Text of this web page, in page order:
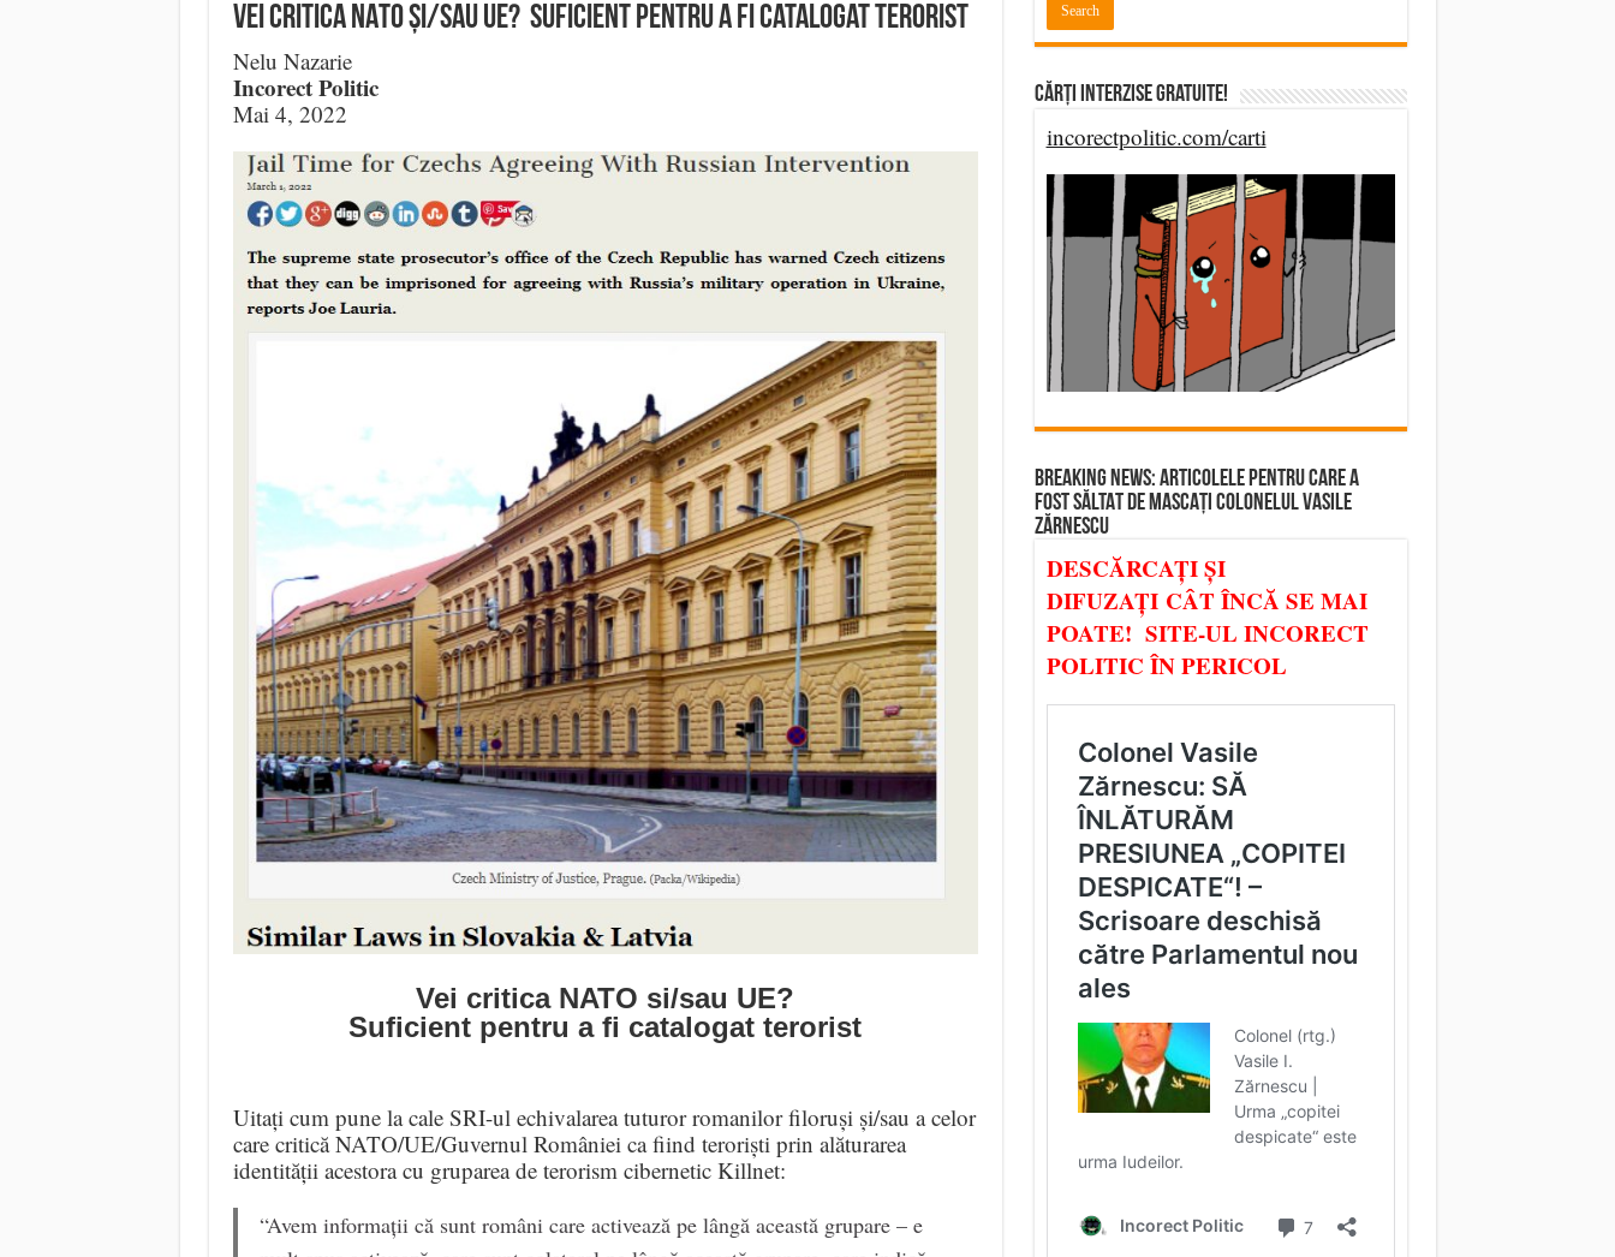
Vei critica NATO și/sau UE? Suficient pentru a fi catalogat terorist
Nelu Nazarie
Incorect Politic
Mai 4, 2022
Vei critica NATO si/sau UE?
Suficient pentru a fi catalogat terorist
Uitați cum pune la cale SRI-ul echivalarea tuturor romanilor filoruși și/sau a celor
care critică NATO/UE/Guvernul României ca fiind teroriști prin alăturarea
identității acestora cu gruparea de terorism cibernetic Killnet:
“Avem informații că sunt români care activează pe lângă această grupare – e
Cărți Interzise Gratuite!
incorectpolitic.com/carti
BREAKING NEWS: ARTICOLELE PENTRU CARE A
FOST SĂLTAT DE MASCAȚI COLONELUL VASILE
ZĂRNESCU
DESCĂRCAȚI ȘI
DIFUZAȚI CÂT ÎNCĂ SE MAI
POATE! SITE-UL INCORECT
POLITIC ÎN PERICOL